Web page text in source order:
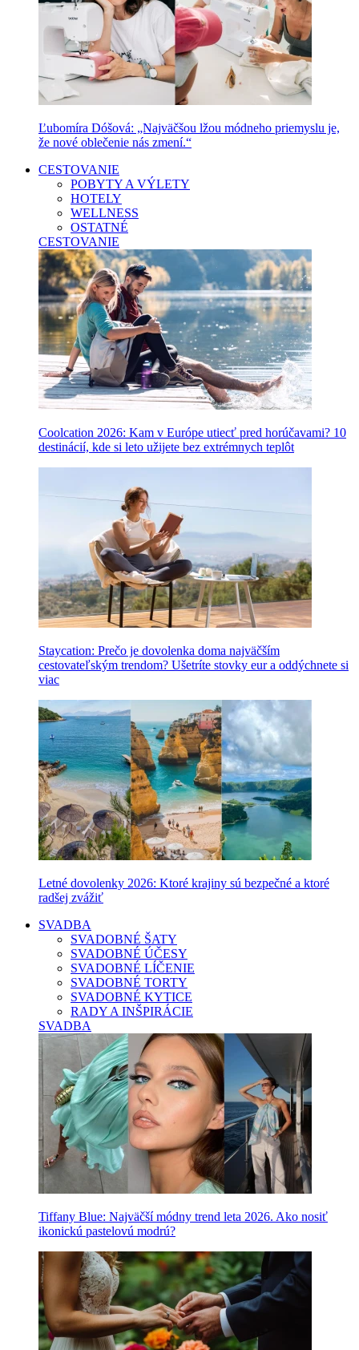
Ľubomíra Dóšová: „Najväčšou lžou módneho priemyslu je,
že nové oblečenie nás zmení.“
CESTOVANIE
POBYTY A VÝLETY
HOTELY
WELLNESS
OSTATNÉ
CESTOVANIE
Coolcation 2026: Kam v Európe utiecť pred horúčavami? 10
destinácií, kde si leto užijete bez extrémnych teplôt
Staycation: Prečo je dovolenka doma najväčším
cestovateľským trendom? Ušetríte stovky eur a oddýchnete si
viac
Letné dovolenky 2026: Ktoré krajiny sú bezpečné a ktoré
radšej zvážiť
SVADBA
SVADOBNÉ ŠATY
SVADOBNÉ ÚČESY
SVADOBNÉ LÍČENIE
SVADOBNÉ TORTY
SVADOBNÉ KYTICE
RADY A INŠPIRÁCIE
SVADBA
Tiffany Blue: Najväčší módny trend leta 2026. Ako nosiť
ikonickú pastelovú modrú?